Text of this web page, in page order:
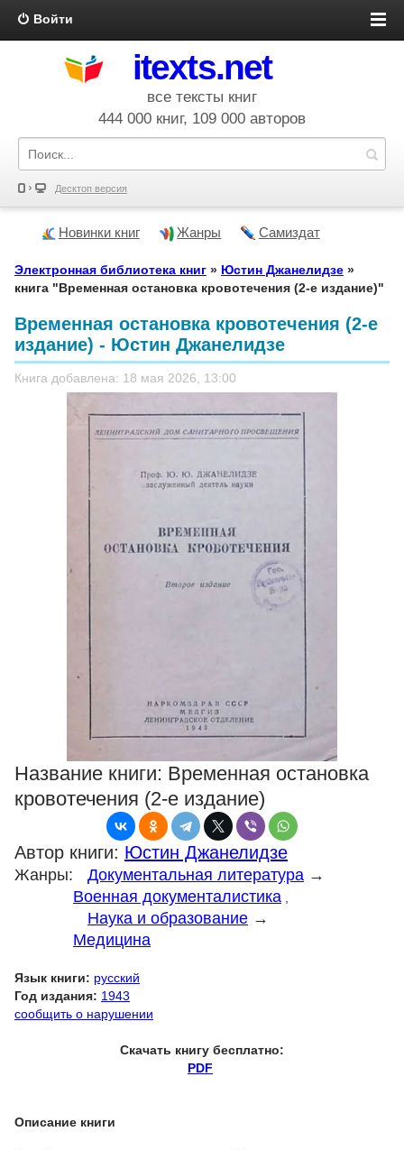
Войти
itexts.net
все тексты книг
444 000 книг, 109 000 авторов
Десктоп версия
Новинки книг Жанры Самиздат
Электронная библиотека книг » Юстин Джанелидзе »
книга "Временная остановка кровотечения (2-е издание)"
Временная остановка кровотечения (2-е
издание) - Юстин Джанелидзе
Книга добавлена: 18 мая 2026, 13:00
Название книги: Временная остановка
кровотечения (2-е издание)
Автор книги: Юстин Джанелидзе
Жанры: Документальная литература →
Военная документалистика
Наука и образование →
Медицина
Язык книги: русский
Год издания: 1943
сообщить о нарушении
Скачать книгу бесплатно:
PDF
Описание книги